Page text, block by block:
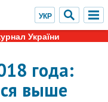
України
года:
выше